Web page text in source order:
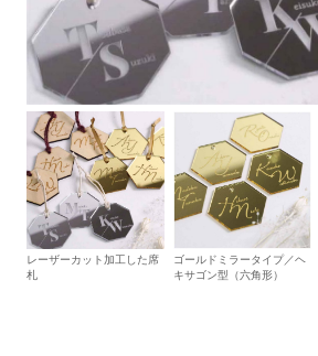
レーザーカット加工した席
札
ゴールドミラータイプ／ヘ
キサゴン型（六角形）